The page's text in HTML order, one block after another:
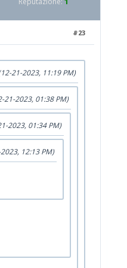
#23
21-2023, 11:19 PM)
21-2023, 01:38 PM)
2023, 01:34 PM)
12:13 PM)